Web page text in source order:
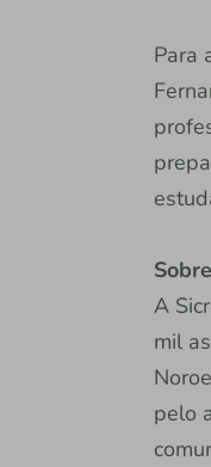
Para
A
mil
pelo